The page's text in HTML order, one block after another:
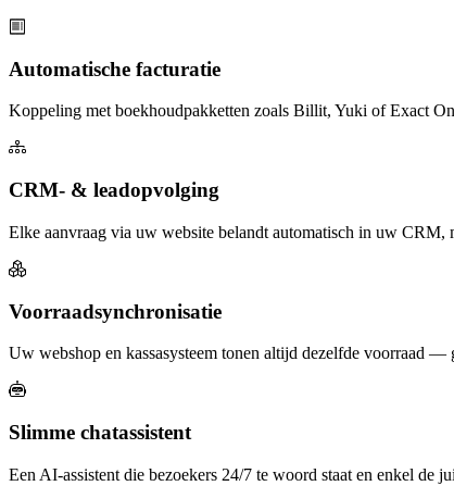
Automatische facturatie
Koppeling met boekhoudpakketten zoals Billit, Yuki of Exact
CRM- & leadopvolging
Elke aanvraag via uw website belandt automatisch in uw CRM,
Voorraadsynchronisatie
Uw webshop en kassasysteem tonen altijd dezelfde voorraad
Slimme chatassistent
Een AI-assistent die bezoekers 24/7 te woord staat en enkel de